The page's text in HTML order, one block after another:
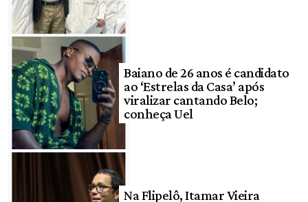
Baiano de 26 anos é candidato
ao ‘Estrelas da Casa’ após
viralizar cantando Belo;
conheça Uel
Na Flipelô, Itamar Vieira